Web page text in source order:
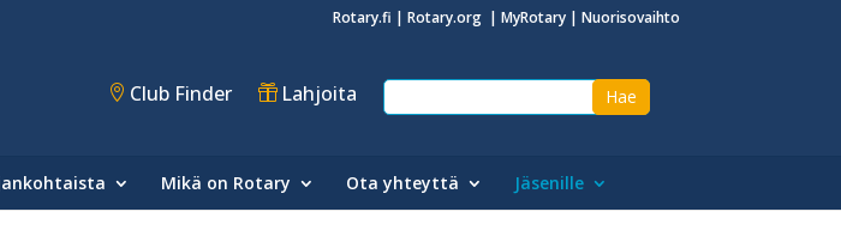
Rotary.fi | Rotary.org | MyRotary| Nuorisovaihto
Club Finder Lahjoita
Mikä on Rotary Ota yhteyttä Jäsenille